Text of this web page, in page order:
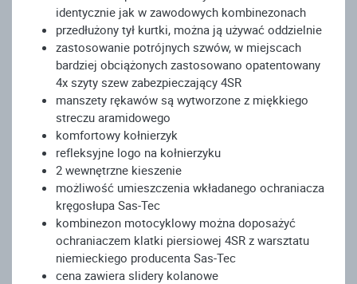
identycznie jak w zawodowych kombinezonach
przedłużony tył kurtki, można ją używać oddzielnie
zastosowanie potrójnych szwów, w miejscach
bardziej obciążonych zastosowano opatentowany
4x szyty szew zabezpieczający 4SR
manszety rękawów są wytworzone z miękkiego
streczu aramidowego
komfortowy kołnierzyk
refleksyjne logo na kołnierzyku
2 wewnętrzne kieszenie
możliwość umieszczenia wkładanego ochraniacza
kręgosłupa Sas-Tec
kombinezon motocyklowy można doposażyć
ochraniaczem klatki piersiowej 4SR z warsztatu
niemieckiego producenta Sas-Tec
cena zawiera slidery kolanowe